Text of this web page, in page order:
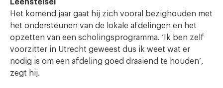
Leenstelsel
Het komend jaar gaat hij zich vooral bezighouden met
het ondersteunen van de lokale afdelingen en het
opzetten van een scholingsprogramma. ‘Ik ben zelf
voorzitter in Utrecht geweest dus ik weet wat er
nodig is om een afdeling goed draaiend te houden’,
zegt hij.